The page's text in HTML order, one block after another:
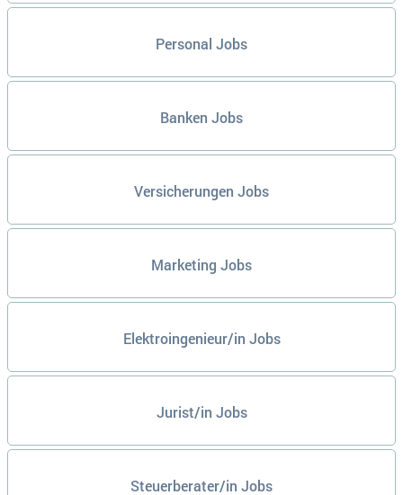
Personal Jobs
Banken Jobs
Versicherungen Jobs
Marketing Jobs
Elektroingenieur/in Jobs
Jurist/in Jobs
Steuerberater/in Jobs